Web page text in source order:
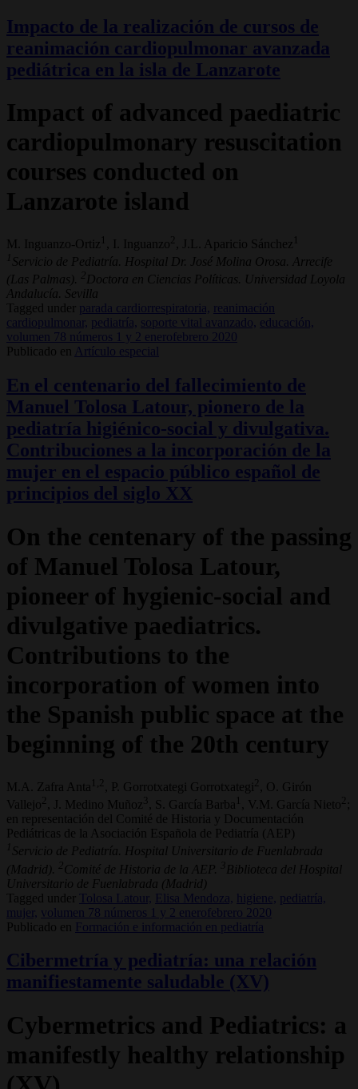
Impacto de la realización de cursos de
reanimación cardiopulmonar avanzada
pediátrica en la isla de Lanzarote
Impact of advanced paediatric
cardiopulmonary resuscitation
courses conducted on
Lanzarote island
M. Inguanzo-Ortiz 1 , I. Inguanzo , J.L. Aparicio Sánchez 1
1 Servicio de Pediatría. Hospital Dr. José Molina Orosa. Arrecife
(Las Palmas). 2 Doctora en Ciencias Políticas. Universidad Loyola
Andalucía. Sevilla
Tagged under
parada cardiorrespiratoria,
reanimación
cardiopulmonar, pediatría, soporte vital avanzado, educación,
volumen 78 números 1 y 2 enerofebrero 2020
Publicado en Artículo especial
En el centenario del fallecimiento de
Manuel Tolosa Latour, pionero de la
pediatría higiénico-social y divulgativa.
Contribuciones a la incorporación de la
mujer en el espacio público español de
principios del siglo XX
On the centenary of the passing
of Manuel Tolosa Latour,
pioneer of hygienic-social and
divulgative paediatrics.
Contributions to the
incorporation of women into
the Spanish public space at the
beginning of the 20th century
M.A. Zafra Anta 1,2 , P. Gorrotxategi Gorrotxategi
, O. Girón
Vallejo
, J. Medino Muñoz 3 , S. García Barba 1 , V.M. García Nieto
en representación del Comité de Historia y Documentación
Pediátricas de la Asociación Española de Pediatría (AEP)
1 Servicio de Pediatría. Hospital Universitario de Fuenlabrada
(Madrid).
2Comité de Historia de la AEP. 3 Biblioteca del Hospital
Universitario de Fuenlabrada (Madrid)
Tagged under
Tolosa Latour, Elisa Mendoza, higiene, pediatría,
mujer,
volumen 78 números 1 y 2 enerofebrero 2020
Publicado en
Formación e información en pediatría
Cibermetría y pediatría: una relación
manifiestamente saludable (XV)
Cybermetrics and Pediatrics: a
manifestly healthy relationship